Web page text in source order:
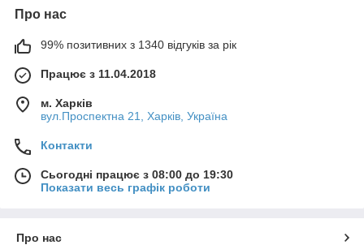
Про нас
99% позитивних з 1340 відгуків за рік
Працює з 11.04.2018
м. Харків
вул.Проспектна 21, Харків, Україна
Контакти
Сьогодні працює з 08:00 до 19:30
Показати весь графік роботи
Про нас